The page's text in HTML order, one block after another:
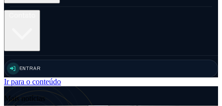
ENTRAR
Ir para o conteúdo
Mais notícias